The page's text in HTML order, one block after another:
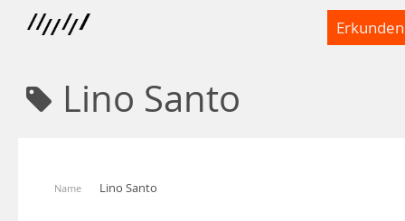
Erkunden
Lino Santo
Name Lino Santo